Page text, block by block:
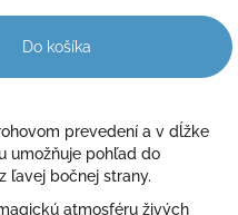
Do košíka
prevedení a v dĺžke
umožňuje pohľad do
ľavej bočnej strany.
atmosféru živých